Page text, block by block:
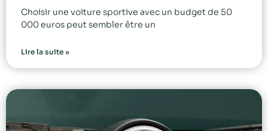
Choisir une voiture sportive avec un budget de 50
000 euros peut sembler être un
Lire la suite »